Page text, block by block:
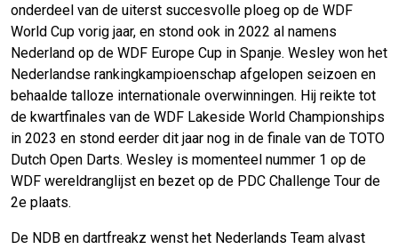
onderdeel van de uiterst succesvolle ploeg op de WDF
World Cup vorig jaar, en stond ook in 2022 al namens
Nederland op de WDF Europe Cup in Spanje. Wesley won het
Nederlandse rankingkampioenschap afgelopen seizoen en
behaalde talloze internationale overwinningen. Hij reikte tot
de kwartfinales van de WDF Lakeside World Championships
in 2023 en stond eerder dit jaar nog in de finale van de TOTO
Dutch Open Darts. Wesley is momenteel nummer 1 op de
WDF wereldranglijst en bezet op de PDC Challenge Tour de
2e plaats.
De NDB en dartfreakz wenst het Nederlands Team alvast